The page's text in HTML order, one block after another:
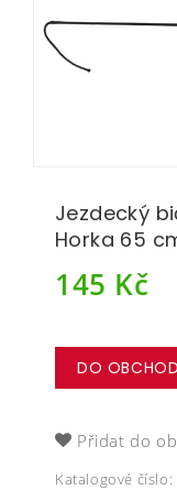
Jezdecký
Horka 65
145 Kč
DO
Přidat do
Katalogové číslo: